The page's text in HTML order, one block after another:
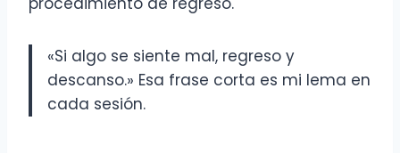
«Si algo se siente mal, regreso y
descanso.» Esa frase corta es mi lema en
cada sesión.